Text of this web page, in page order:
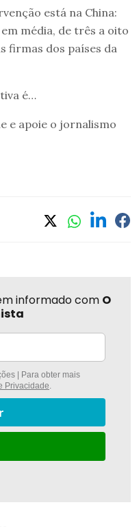
está na China:
média, de três a oito
firmas dos países da
é…
e apoie o jornalismo
informado com O
| Para obter mais
Privacidade.